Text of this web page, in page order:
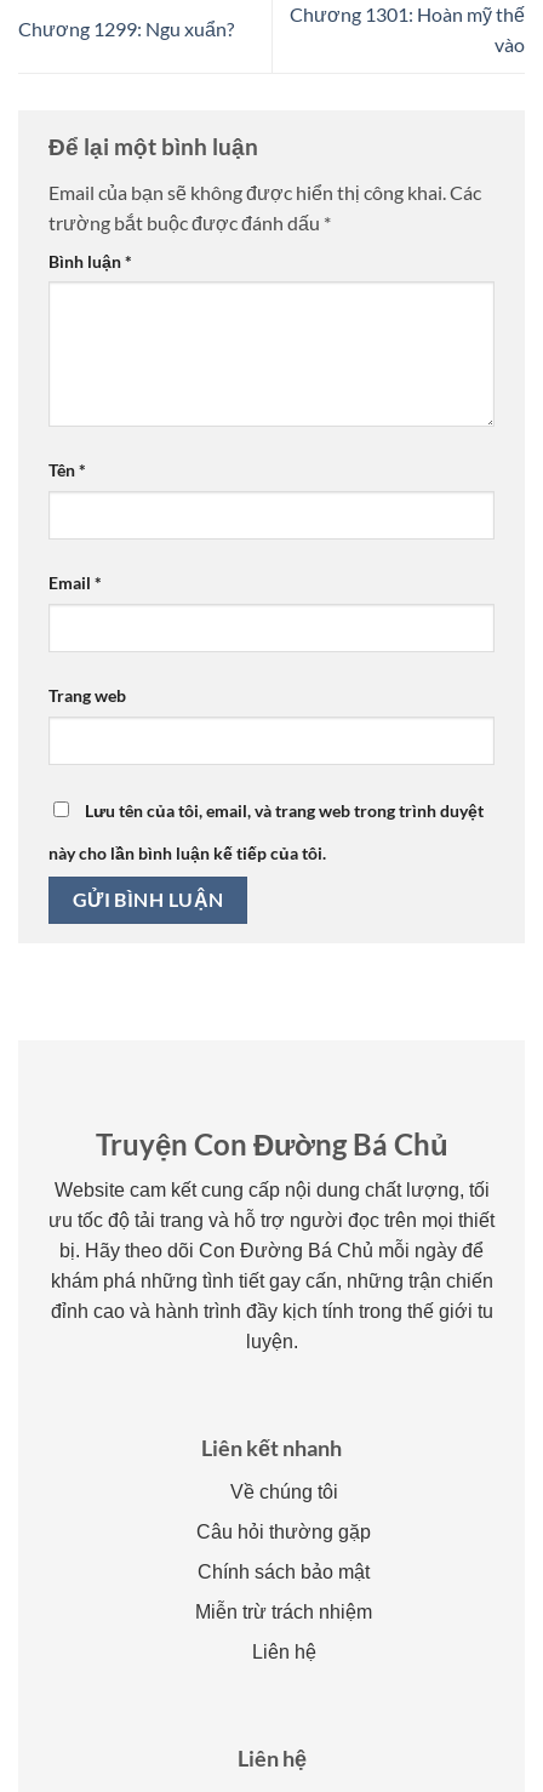
Chương 1299: Ngu xuẩn?
Chương 1301: Hoàn mỹ thế
vào
Để lại một bình luận
Email của bạn sẽ không được hiển thị công khai. Các
trường bắt buộc được đánh dấu *
Bình luận*
Tên*
Email *
Trang web
Lưu tên của tôi, email, và trang web trong trình duyệt
này cho lần bình luận kế tiếp của tôi.
Truyện Con Đường Bá Chủ
Website cam kết cung cấp nội dung chất lượng, tối
ưu tốc độ tải trang và hỗ trợ người đọc trên mọi thiết
bị. Hãy theo dõi Con Đường Bá Chủ mỗi ngày để
khám phá những tình tiết gay cấn, những trận chiến
đỉnh cao và hành trình đầy kịch tính trong thế giới tu
luyện.
Liên kết nhanh
Về chúng tôi
Câu hỏi thường gặp
Chính sách bảo mật
Miễn trừ trách nhiệm
Liên hệ
Liên hệ